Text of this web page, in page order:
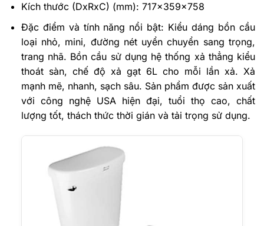
Kích thước (DxRxC) (mm): 717x359x758
Đặc điểm và tính năng nổi bật: Kiểu dáng bồn cầu
loại nhỏ, mini, đường nét uyển chuyển sang trọng,
trang nhã. Bồn cầu sử dụng hệ thống xả thẳng kiểu
thoát sàn, chế độ xả gạt 6L cho mỗi lần xả. Xả
mạnh mẽ, nhanh, sạch sâu. Sản phẩm được sản xuất
với công nghệ USA hiện đại, tuổi thọ cao, chất
lượng tốt, thách thức thời gián và tải trọng sử dụng.